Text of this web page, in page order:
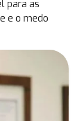
para as
e o medo